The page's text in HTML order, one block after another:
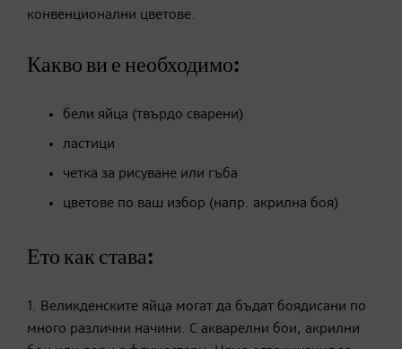
конвенционални цветове.
Какво ви е необходимо:
бели яйца (твърдо сварени)
ластици
четка за рисуване или гъба
цветове по ваш избор (напр. акрилна боя)
Ето как става:
1. Великденските яйца могат да бъдат боядисани по
много различни начини. С акварелни бои, акрилни